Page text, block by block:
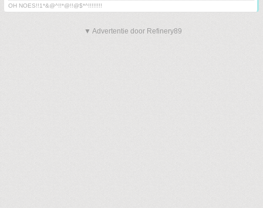
OH NOES!!1*&@^!!*@!!@$*^!!!!!!!!
▼ Advertentie door Refinery89